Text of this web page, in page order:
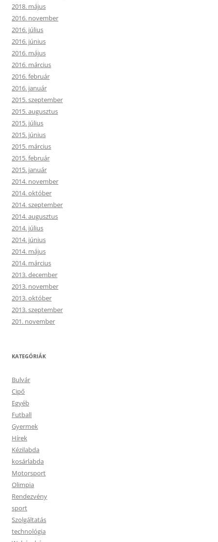
2018. május
2016. november
2016. július
2016. június
2016. május
2016. március
2016. február
2016. január
2015. szeptember
2015. augusztus
2015. július
2015. június
2015. március
2015. február
2015. január
2014. november
2014. október
2014. szeptember
2014. augusztus
2014. július
2014. június
2014. május
2014. március
2013. december
2013. november
2013. október
2013. szeptember
201. november
KATEGÓRIÁK
Bulvár
Cipő
Egyéb
Futball
Gyermek
Hírek
Kézilabda
kosárlabda
Motorsport
Olimpia
Rendezvény
sport
Szolgáltatás
technológia